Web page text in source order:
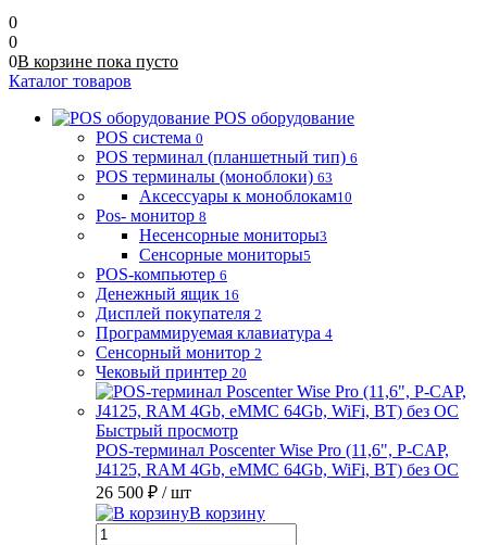
0
0
0В корзине пока пусто
Каталог товаров
POS оборудование
POS система 0
POS терминал (планшетный тип) 6
POS терминалы (моноблоки) 63
Аксессуары к моноблокам10
Pos- монитор 8
Несенсорные мониторы3
Сенсорные мониторы5
POS-компьютер 6
Денежный ящик 16
Дисплей покупателя 2
Программируемая клавиатура 4
Сенсорный монитор 2
Чековый принтер 20
Быстрый просмотр
POS-терминал Poscenter Wise Pro (11,6", P-CAP,
J4125, RAM 4Gb, eMMC 64Gb, WiFi, BT) без ОС
26 500 ₽ / шт
В корзину